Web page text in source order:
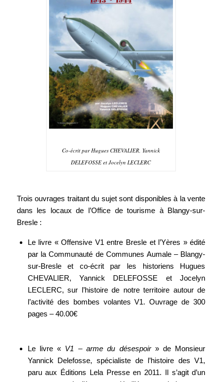
Co-écrit par Hugues CHEVALIER, Yannick
DELEFOSSE et Jocelyn LECLERC
Trois ouvrages traitant du sujet sont disponibles à la vente
dans les locaux de l’Office de tourisme à Blangy-sur-
Bresle :
Le livre « Offensive V1 entre Bresle et l’Yères » édité
par la Communauté de Communes Aumale – Blangy-
sur-Bresle et co-écrit par les historiens Hugues
CHEVALIER, Yannick DELEFOSSE et Jocelyn
LECLERC, sur l’histoire de notre territoire autour de
l’activité des bombes volantes V1. Ouvrage de 300
pages – 40.00€
Le livre « V1 – arme du désespoir» de Monsieur
Yannick Delefosse, spécialiste de l’histoire des V1,
paru aux Éditions Lela Presse en 2011. Il s’agit d’un